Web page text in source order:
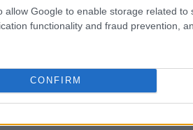
allow Google to enable storage related to
functionality and fraud prevention,
CONFIRM
la guida:‘Mai fermarsi, mai